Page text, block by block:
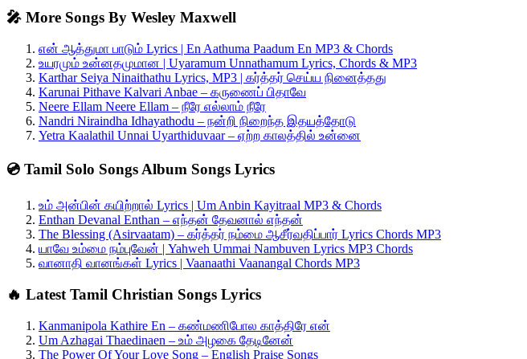
🎤 More Songs By Wesley Maxwell
என் ஆத்துமா பாடும் Lyrics | En Aathuma Paadum En MP3 & Chords
உயரமும் உன்னதமுமான | Uyaramum Unnathamum Lyrics, Chords & MP3
Karthar Seiya Ninaithathu Lyrics, MP3 | கர்த்தர் செய்ய நினைத்தது
Karunai Pithave Kalvari Anbae – கருணைப் பிதாவே
Neere Ellam Neere Ellam – நீரே எல்லாம் நீரே
Nandri Niraindha Idhayathodu – நன்றி நிறைந்த இதயத்தோடு
Yetra Kaalathil Unnai Uyarthiduvaar – ஏற்ற காலத்தில் உன்னை
💿 Tamil Solo Songs Album Songs Lyrics
உம் அன்பின் கயிற்றால் Lyrics | Um Anbin Kayitraal MP3 & Chords
Enthan Devanal Enthan – எந்தன் தேவனால் எந்தன்
The Blessing (Asirvaatam) – கர்த்தர் நம்மை ஆசீர்வதிப்பார் Lyrics Chords MP3
யாவே உம்மை நம்புவேன் | Yahweh Ummai Nambuven Lyrics MP3 Chords
வானாதி வானங்கள் Lyrics | Vaanaathi Vaanangal Chords MP3
🔥 Latest Tamil Christian Songs Lyrics
Kanmanipola Kathire En – கண்மணிபோல காத்திரே என்
Um Azhagai Thaedinaen – உம் அழகை தேடினேன்
The Power Of Your Love Song – English Praise Songs